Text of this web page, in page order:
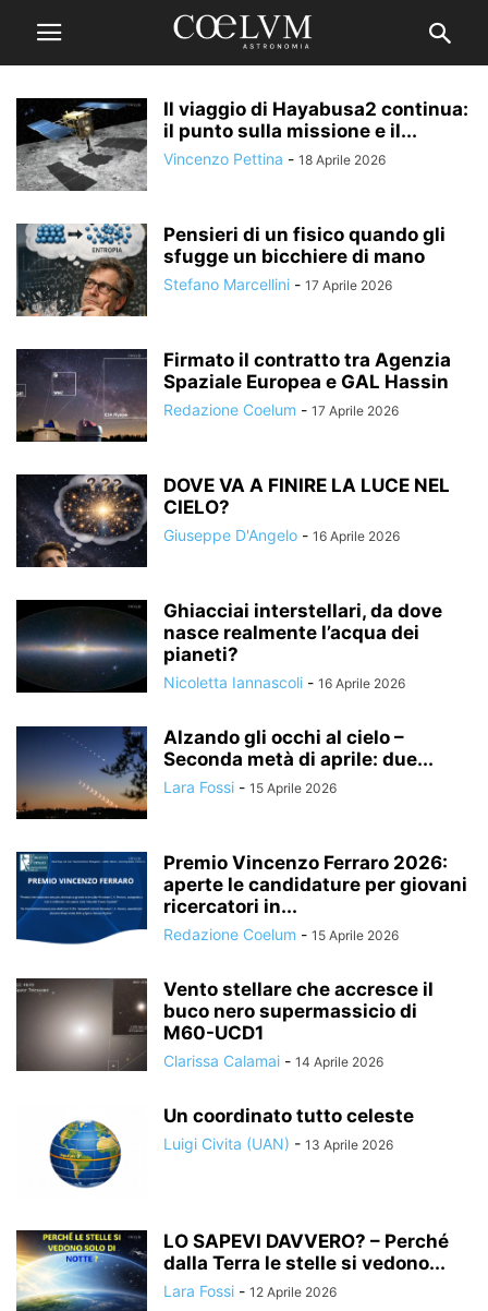
Il viaggio di Hayabusa2 continua:
il punto sulla missione e il...
Vincenzo Pettina - 18 Aprile 2026
Pensieri di un fisico quando gli
sfugge un bicchiere di mano
Stefano Marcellini - 17 Aprile 2026
Firmato il contratto tra Agenzia
Spaziale Europea e GAL Hassin
Redazione Coelum - 17 Aprile 2026
DOVE VA A FINIRE LA LUCE NEL
CIELO?
Giuseppe D'Angelo - 16 Aprile 2026
Ghiacciai interstellari, da dove
nasce realmente l’acqua dei
pianeti?
Nicoletta Iannascoli - 16 Aprile 2026
Alzando gli occhi al cielo –
Seconda metà di aprile: due...
Lara Fossi - 15 Aprile 2026
Premio Vincenzo Ferraro 2026:
aperte le candidature per giovani
ricercatori in...
Redazione Coelum - 15 Aprile 2026
Vento stellare che accresce il
buco nero supermassicio di
M60-UCD1
Clarissa Calamai - 14 Aprile 2026
Un coordinato tutto celeste
Luigi Civita (UAN) - 13 Aprile 2026
LO SAPEVI DAVVERO? – Perché
dalla Terra le stelle si vedono...
Lara Fossi - 12 Aprile 2026